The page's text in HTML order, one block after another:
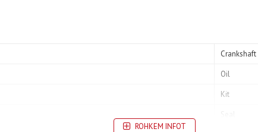
Crankshaft
Oil
Kit
ROHKEM INFOT